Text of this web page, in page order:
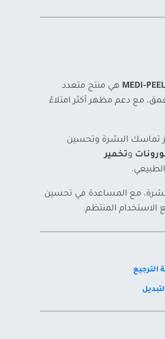
MEDI- هي منتج متعدد
مع دعم مظهر أكثر امتلاءً
تماسك البشرة وتحسين
وتخمير
مع المساعدة في تحسين
المنتظم.